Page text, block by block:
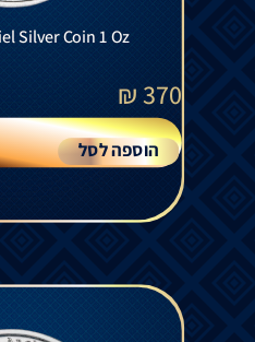
Silver Coin 1 Oz
370
₪
הוספה לסל